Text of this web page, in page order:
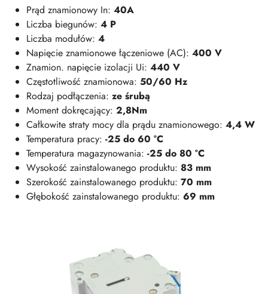
Prąd znamionowy In: 40A
Liczba biegunów: 4 P
Liczba modułów: 4
Napięcie znamionowe łączeniowe (AC): 400 V
Znamion. napięcie izolacji Ui: 440 V
Częstotliwość znamionowa: 50/60 Hz
Rodzaj podłączenia: ze śrubą
Moment dokręcający: 2,8Nm
Całkowite straty mocy dla prądu znamionowego: 4,4 W
Temperatura pracy: -25 do 60 °C
Temperatura magazynowania: -25 do 80 °C
Wysokość zainstalowanego produktu: 83 mm
Szerokość zainstalowanego produktu: 70 mm
Głębokość zainstalowanego produktu: 69 mm